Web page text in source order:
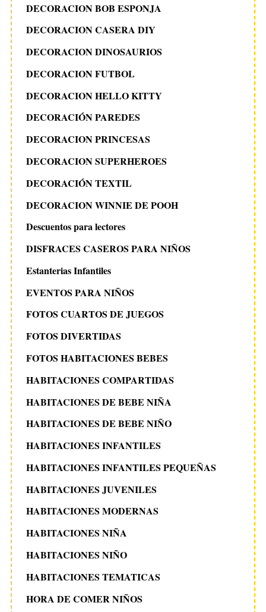
DECORACION BOB ESPONJA
DECORACION CASERA DIY
DECORACION DINOSAURIOS
DECORACION FUTBOL
DECORACION HELLO KITTY
DECORACIÓN PAREDES
DECORACION PRINCESAS
DECORACION SUPERHEROES
DECORACIÓN TEXTIL
DECORACION WINNIE DE POOH
Descuentos para lectores
DISFRACES CASEROS PARA NIÑOS
Estanterias Infantiles
EVENTOS PARA NIÑOS
FOTOS CUARTOS DE JUEGOS
FOTOS DIVERTIDAS
FOTOS HABITACIONES BEBES
HABITACIONES COMPARTIDAS
HABITACIONES DE BEBE NIÑA
HABITACIONES DE BEBE NIÑO
HABITACIONES INFANTILES
HABITACIONES INFANTILES PEQUEÑAS
HABITACIONES JUVENILES
HABITACIONES MODERNAS
HABITACIONES NIÑA
HABITACIONES NIÑO
HABITACIONES TEMATICAS
HORA DE COMER NIÑOS